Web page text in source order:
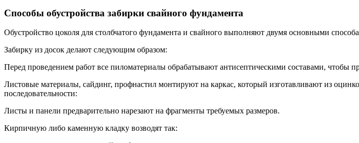
Способы обустройства забирки свайного фундамента
Обустройство цоколя для столбчатого фундамента и свайного выполняют двумя основными
Забирку из досок делают следующим образом:
Перед проведением работ все пиломатериалы обрабатывают антисептическими составами,
Листовые материалы, сайдинг, профнастил монтируют на каркас, который изготавливают из
последовательности:
Листы и панели предварительно нарезают на фрагменты требуемых размеров.
Кирпичную либо каменную кладку возводят так: